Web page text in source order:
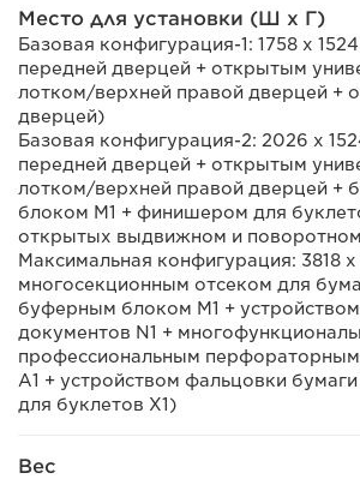
Место для установки (Ш x Г)
Базовая конфигурация-1: 1758 x
передней дверцей + открытым
лотком/верхней правой дверцей +
дверцей)
Базовая конфигурация-2: 2026 x
передней дверцей + открытым
лотком/верхней правой дверцей +
блоком M1 + финишером для
открытых выдвижном и
Максимальная конфигурация: 3818
многосекционным отсеком для
буферным блоком M1 +
документов N1 +
профессиональным перфораторным
A1 + устройством фальцовки
для буклетов X1)
Вес